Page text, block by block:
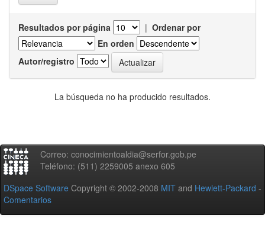
Resultados por página | Ordenar por
En orden
Autor/registro
La búsqueda no ha producido resultados.
Correo: conocimientoaldia@serfor.gob.pe
Teléfono: (511) 2259005 anexo 605
DSpace Software Copyright © 2002-2008 MIT and Hewlett-Packard -
Comentarios